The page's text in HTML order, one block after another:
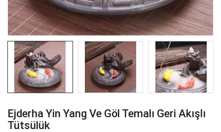
Ejderha Yin Yang Ve Göl Temalı Geri Akışlı
Tütsülük